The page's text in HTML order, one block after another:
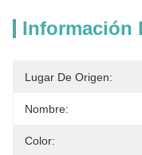
Información
Lugar De Origen:
Nombre:
Color: